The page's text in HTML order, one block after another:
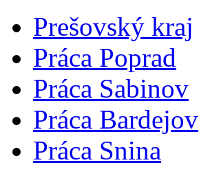
Prešovský kraj
Práca Poprad
Práca Sabinov
Práca Bardejov
Práca Snina